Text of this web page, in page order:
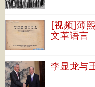
[视频]薄
文革语言
李显龙与